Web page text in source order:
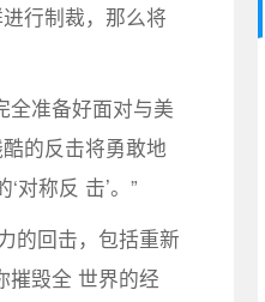
行制裁，那么将
准备好面对与美
的反击将勇敢地
对称反 击’。”
的回击，包括重新
摧毁全 世界的经